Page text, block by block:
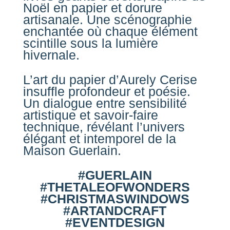
Noël en papier et dorure
artisanale. Une scénographie
enchantée où chaque élément
scintille sous la lumière
hivernale.
L’art du papier d’Aurely Cerise
insuffle profondeur et poésie.
Un dialogue entre sensibilité
artistique et savoir-faire
technique, révélant l’univers
élégant et intemporel de la
Maison Guerlain.
#GUERLAIN
#THETALEOFWONDERS
#CHRISTMASWINDOWS
#ARTANDCRAFT
#EVENTDESIGN